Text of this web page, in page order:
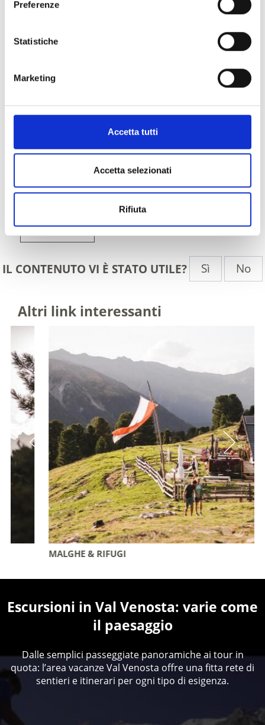
Preferenze
Statistiche
Marketing
Accetta tutti
Accetta selezionati
Rifiuta
Indietro
IL CONTENUTO VI È STATO UTILE? Sì No
Altri link interessanti
MALGHE & RIFUGI
Escursioni in Val Venosta: varie come
il paesaggio
Dalle semplici passeggiate panoramiche ai tour in
quota: l’area vacanze Val Venosta offre una fitta rete di
sentieri e itinerari per ogni tipo di esigenza.